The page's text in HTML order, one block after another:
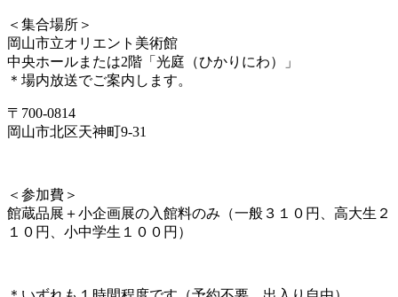
＜集合場所＞
岡山市立オリエント美術館
中央ホールまたは2階「光庭（ひかりにわ）」
＊場内放送でご案内します。
〒700-0814
岡山市北区天神町9-31
＜参加費＞
館蔵品展＋小企画展の入館料のみ（一般３１０円、高大生２
１０円、小中学生１００円）